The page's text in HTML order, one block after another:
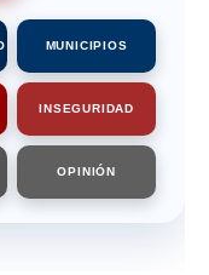
MUNICIPIOS
INSEGURIDAD
OPINIÓN